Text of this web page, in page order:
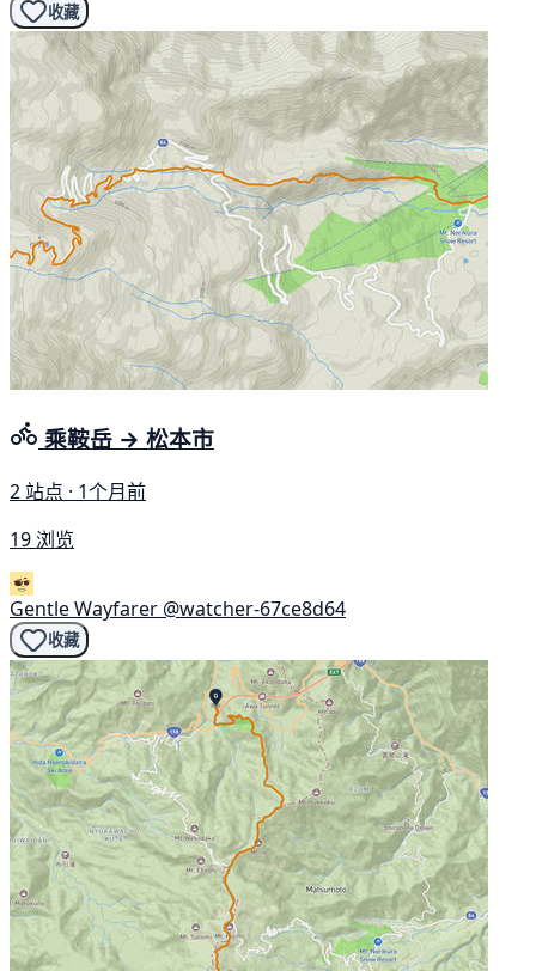
收藏
乘鞍岳 → 松本市
2 站点 · 1个月前
19 浏览
Gentle Wayfarer @watcher-67ce8d64
收藏